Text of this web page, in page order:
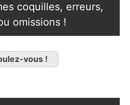
coquilles, erreurs,
omissions !
vous !